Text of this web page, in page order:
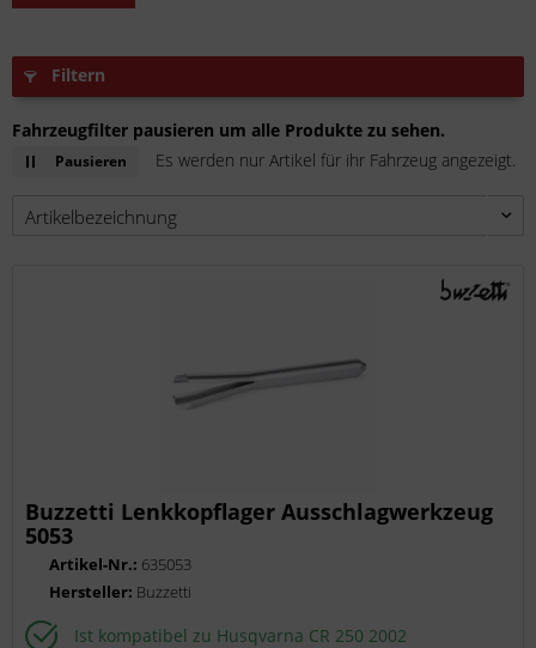
Filtern
Fahrzeugfilter pausieren um alle Produkte zu sehen.
Pausieren Es werden nur Artikel für ihr Fahrzeug angezeigt.
Buzzetti Lenkkopflager Ausschlagwerkzeug
5053
Artikel-Nr.: 635053
Hersteller: Buzzetti
Ist kompatibel zu Husqvarna CR 250 2002